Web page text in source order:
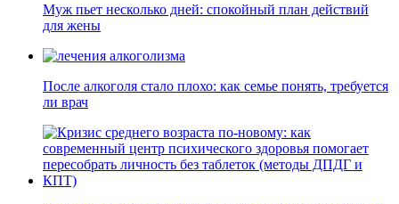
Муж пьет несколько дней: спокойный план действий
для жены
После алкоголя стало плохо: как семье понять, требуется
ли врач